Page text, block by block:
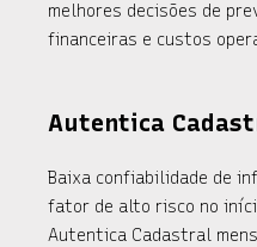
melhores decisões de
financeiras e custos
Autentica
Baixa confiabilidade de
fator de alto risco no
Autentica Cadastral